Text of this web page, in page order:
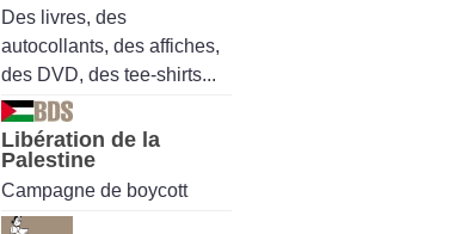
Des livres, des
autocollants, des affiches,
des DVD, des tee-shirts...
Libération de la
Palestine
Campagne de boycott